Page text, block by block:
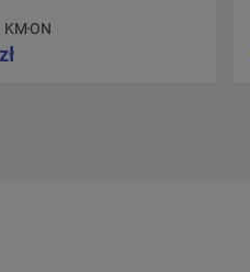
KM ON